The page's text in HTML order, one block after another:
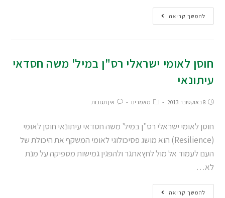
להמשך קריאה
חוסן לאומי ישראלי רס"ן במיל' משה חסדאי
עיתונאי
8 באוקטובר 2013 מאמרים אין תגובות
חוסן לאומי ישראלי רס"ן במיל' משה חסדאי עיתונאי חוסן לאומי
(Resilience) הוא מושג פסיכולוגי לאומי המשקף את היכולת של
העם לעמוד אל מול לחץאתגר ולהפגין גמישות מספיקה על מנת
לא…
להמשך קריאה